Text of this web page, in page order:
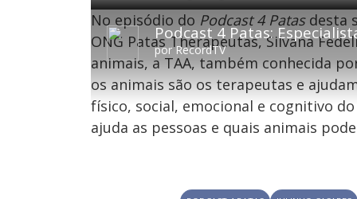
porRecordTV
P
l
a
y
V
o
l
t
a
r
1
s
g
u
d
s
A
v
a
n
ç
a
r
1
0
e
g
n
o
e
:
0
.
8
%
No episódio do Podcast 4 Patas desta
ONG Patas Therapeutas, Silvana
animais, a TAA, também conhecida
os animais são os terapeutas e
físico, social, emocional e cognitivo
ajuda as pessoas e quais animais